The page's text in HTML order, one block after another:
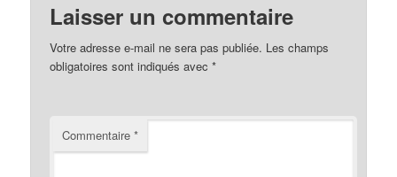
Laisser un commentaire
Votre adresse e-mail ne sera pas publiée. Les champs
obligatoires sont indiqués avec*
Commentaire*